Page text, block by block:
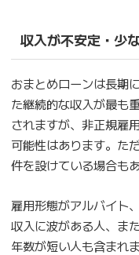
収入が不安定・少
おまとめローンは長期
た継続的な収入が最も
されますが、非正規雇
可能性はあります。た
件を設けている場合も
雇用形態がアルバイト
収入に波がある人、ま
年数が短い人も含まれま